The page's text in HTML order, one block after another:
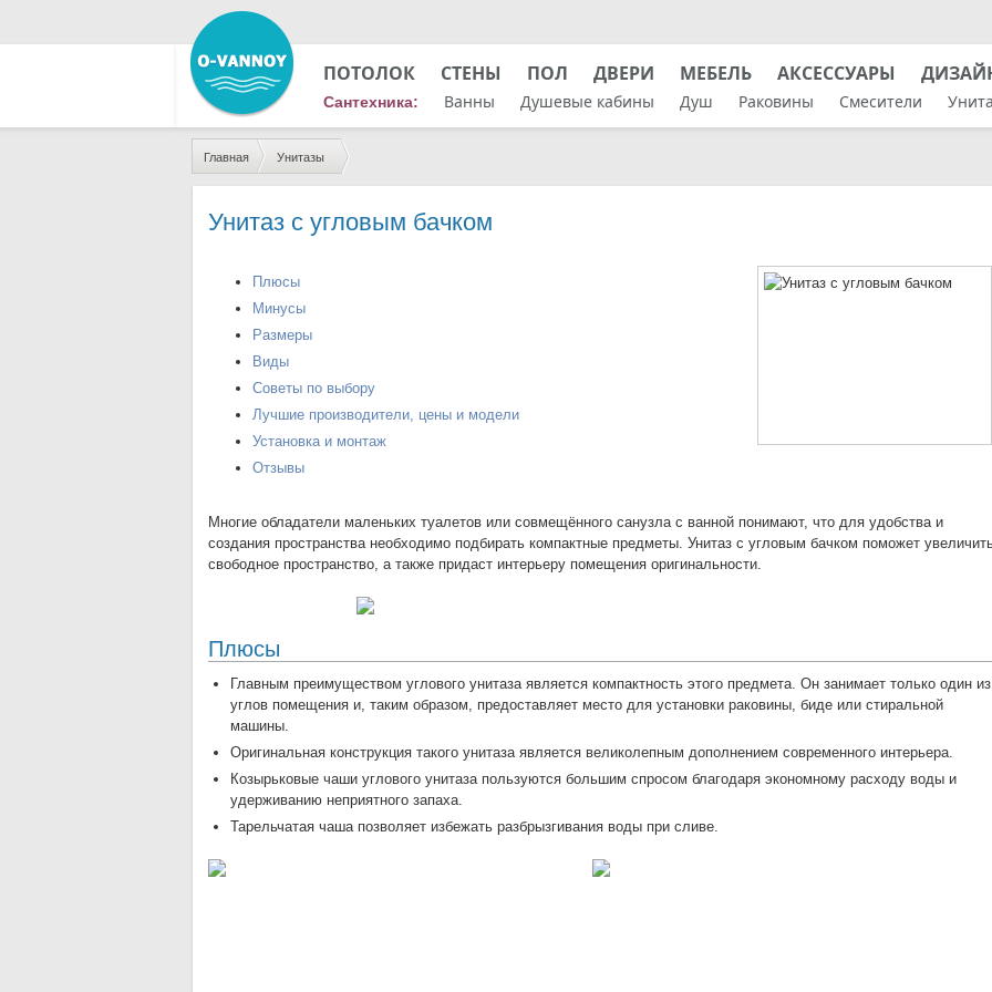
ПОТОЛОК СТЕНЫ ПОЛ ДВЕРИ МЕБЕЛЬ АКСЕССУАРЫ
Сантехника: Ванны Душевые кабины Душ Раковины Смесители
Главная Унитазы
Унитаз с угловым бачком
Плюсы
Минусы
Размеры
Виды
Советы по выбору
Лучшие производители, цены и модели
Установка и монтаж
Отзывы
Многие обладатели маленьких туалетов или совмещённого санузла с ванной понимают, что для удобства и
создания пространства необходимо подбирать компактные предметы. Унитаз с угловым бачком поможет
свободное пространство, а также придаст интерьеру помещения оригинальности.
Плюсы
Главным преимуществом углового унитаза является компактность этого предмета. Он занимает только один из
углов помещения и, таким образом, предоставляет место для установки раковины, биде или стиральной
машины.
Оригинальная конструкция такого унитаза является великолепным дополнением современного интерьера.
Козырьковые чаши углового унитаза пользуются большим спросом благодаря экономному расходу воды и
удерживанию неприятного запаха.
Тарельчатая чаша позволяет избежать разбрызгивания воды при сливе.